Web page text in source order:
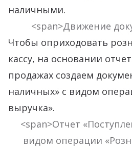
наличными.
<span>Движение
Чтобы оприходовать
кассу, на основании
продажах создаем
наличных» с видом
выручка».
<span>Отчет
видом операции